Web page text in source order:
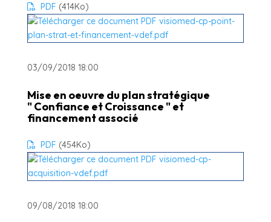
PDF (414Ko)
03/09/2018 18:00
Mise en oeuvre du plan stratégique
" Confiance et Croissance " et
financement associé
PDF (454Ko)
09/08/2018 18:00